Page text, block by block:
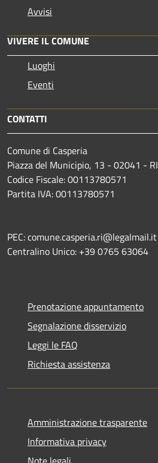
Avvisi
VIVERE IL COMUNE
Luoghi
Eventi
CONTATTI
Comune di Casperia
Piazza del Municipio, 13 - 02041 - RI
Codice Fiscale: 00113780571
Partita IVA: 00113780571
PEC: comune.casperia.ri@legalmail.it
Centralino Unico: +39 0765 63064
Prenotazione appuntamento
Segnalazione disservizio
Leggi le FAQ
Richiesta assistenza
Amministrazione trasparente
Informativa privacy